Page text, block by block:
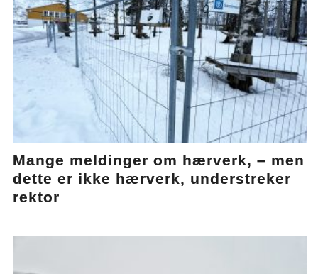
Mange meldinger om hærverk, – men
dette er ikke hærverk, understreker
rektor